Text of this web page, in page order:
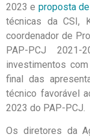
2023 e proposta
técnicas da CSI,
coordenador de
PAP-PCJ
investimentos
final das
técnico favorável
2023 do PAP-PCJ.
Os diretores da